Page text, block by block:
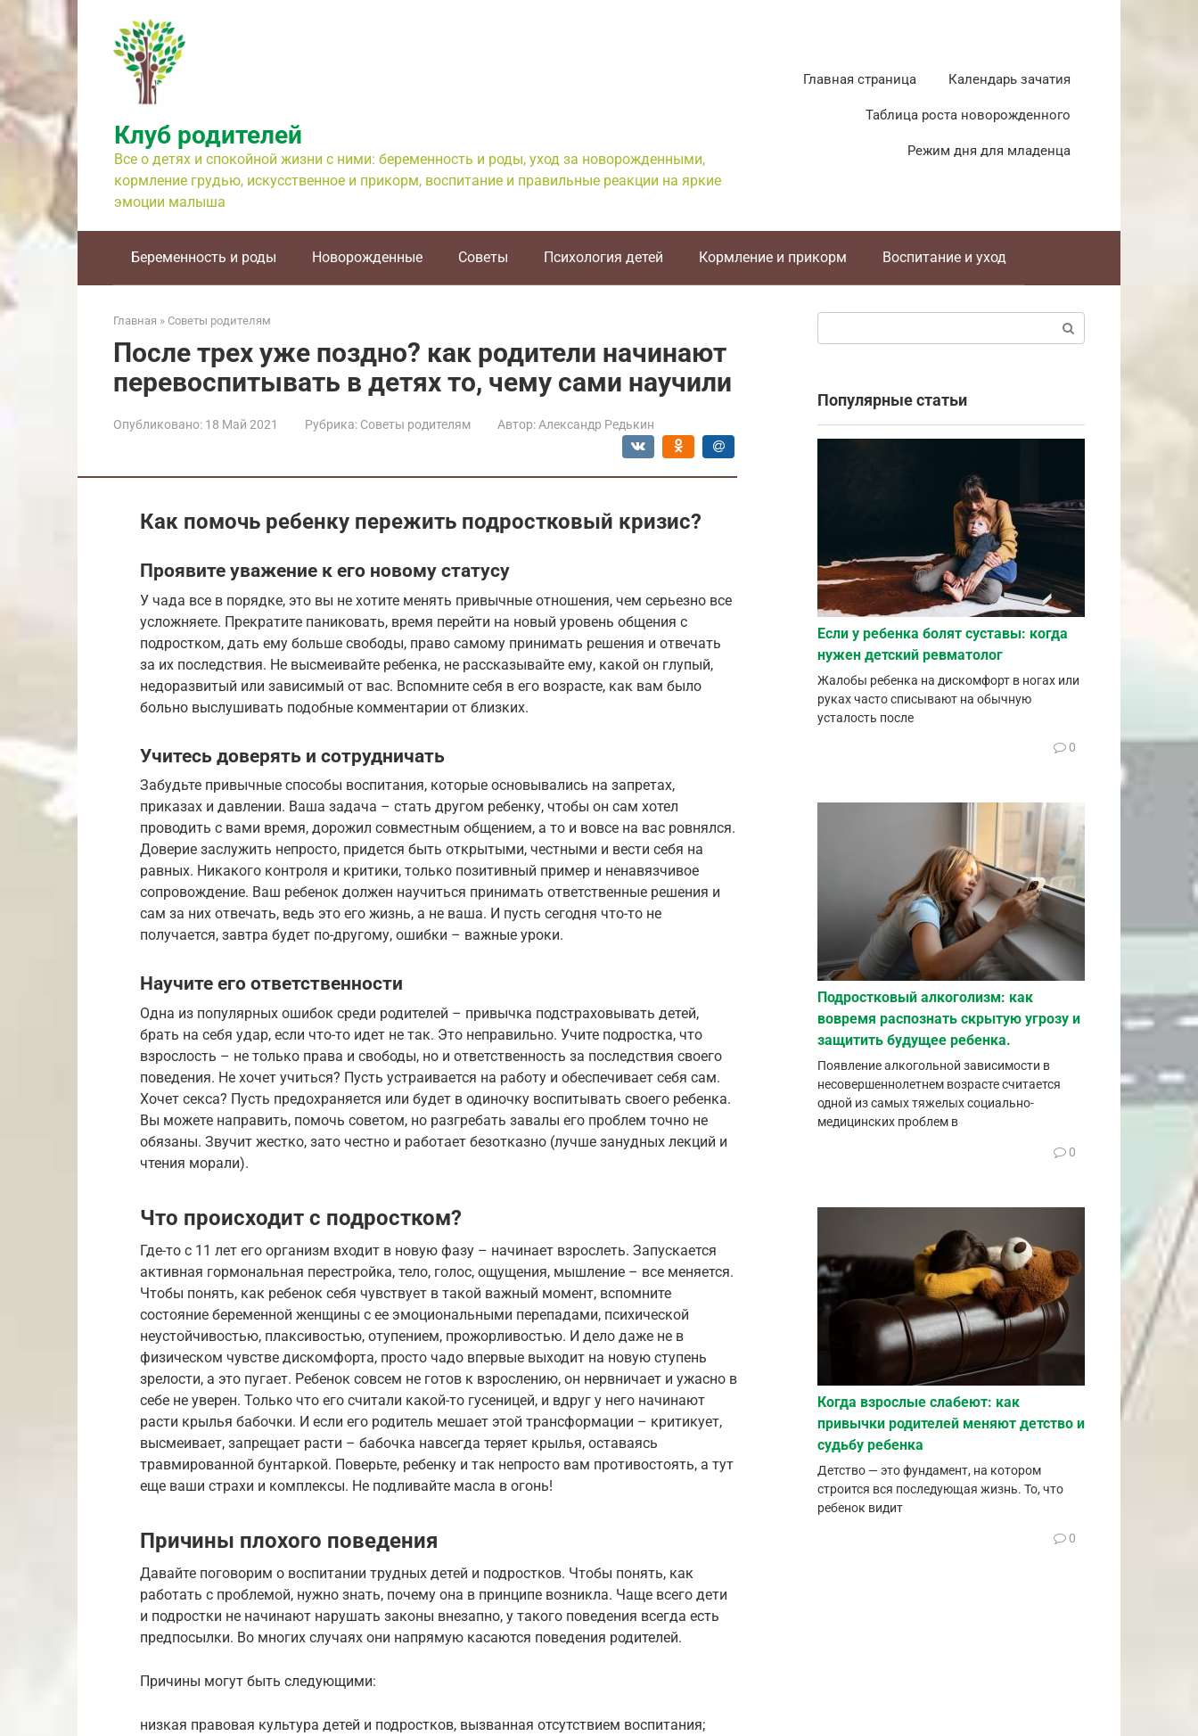
контенту
Клуб родителей
Все о детях и спокойной жизни с ними: беременность и роды, уход за новорожденными,
кормление грудью, искусственное и прикорм, воспитание и правильные реакции на яркие
эмоции малыша
Главная страница Календарь зачатия
Таблица роста новорожденного
Режим дня для младенца
Беременность и роды Новорожденные Советы Психология детей Кормление и прикорм Воспитание и уход
Главная » Советы родителям
После трех уже поздно? как родители начинают
перевоспитывать в детях то, чему сами научили
Опубликовано: 18 Май 2021 Рубрика: Советы родителям Автор: Александр Редькин
Как помочь ребенку пережить подростковый кризис?
Проявите уважение к его новому статусу
У чада все в порядке, это вы не хотите менять привычные отношения, чем серьезно все
усложняете. Прекратите паниковать, время перейти на новый уровень общения с
подростком, дать ему больше свободы, право самому принимать решения и отвечать
за их последствия. Не высмеивайте ребенка, не рассказывайте ему, какой он глупый,
недоразвитый или зависимый от вас. Вспомните себя в его возрасте, как вам было
больно выслушивать подобные комментарии от близких.
Учитесь доверять и сотрудничать
Забудьте привычные способы воспитания, которые основывались на запретах,
приказах и давлении. Ваша задача – стать другом ребенку, чтобы он сам хотел
проводить с вами время, дорожил совместным общением, а то и вовсе на вас ровнялся.
Доверие заслужить непросто, придется быть открытыми, честными и вести себя на
равных. Никакого контроля и критики, только позитивный пример и ненавязчивое
сопровождение. Ваш ребенок должен научиться принимать ответственные решения и
сам за них отвечать, ведь это его жизнь, а не ваша. И пусть сегодня что-то не
получается, завтра будет по-другому, ошибки – важные уроки.
Научите его ответственности
Одна из популярных ошибок среди родителей – привычка подстраховывать детей,
брать на себя удар, если что-то идет не так. Это неправильно. Учите подростка, что
взрослость – не только права и свободы, но и ответственность за последствия своего
поведения. Не хочет учиться? Пусть устраивается на работу и обеспечивает себя сам.
Хочет секса? Пусть предохраняется или будет в одиночку воспитывать своего ребенка.
Вы можете направить, помочь советом, но разгребать завалы его проблем точно не
обязаны. Звучит жестко, зато честно и работает безотказно (лучше занудных лекций и
чтения морали).
Что происходит с подростком?
Где-то с 11 лет его организм входит в новую фазу – начинает взрослеть. Запускается
активная гормональная перестройка, тело, голос, ощущения, мышление – все меняется.
Чтобы понять, как ребенок себя чувствует в такой важный момент, вспомните
состояние беременной женщины с ее эмоциональными перепадами, психической
неустойчивостью, плаксивостью, отупением, прожорливостью. И дело даже не в
физическом чувстве дискомфорта, просто чадо впервые выходит на новую ступень
зрелости, а это пугает. Ребенок совсем не готов к взрослению, он нервничает и ужасно в
себе не уверен. Только что его считали какой-то гусеницей, и вдруг у него начинают
расти крылья бабочки. И если его родитель мешает этой трансформации – критикует,
высмеивает, запрещает расти – бабочка навсегда теряет крылья, оставаясь
травмированной бунтаркой. Поверьте, ребенку и так непросто вам противостоять, а тут
еще ваши страхи и комплексы. Не подливайте масла в огонь!
Причины плохого поведения
Давайте поговорим о воспитании трудных детей и подростков. Чтобы понять, как
работать с проблемой, нужно знать, почему она в принципе возникла. Чаще всего дети
и подростки не начинают нарушать законы внезапно, у такого поведения всегда есть
предпосылки. Во многих случаях они напрямую касаются поведения родителей.
Причины могут быть следующими:
низкая правовая культура детей и подростков, вызванная отсутствием воспитания;
Популярные статьи
Если у ребенка болят суставы: когда
нужен детский ревматолог
Жалобы ребенка на дискомфорт в ногах или
руках часто списывают на обычную
усталость после
0
Подростковый алкоголизм: как
вовремя распознать скрытую угрозу и
защитить будущее ребенка.
Появление алкогольной зависимости в
несовершеннолетнем возрасте считается
одной из самых тяжелых социально-
медицинских проблем в
0
Когда взрослые слабеют: как
привычки родителей меняют детство и
судьбу ребенка
Детство — это фундамент, на котором
строится вся последующая жизнь. То, что
ребенок видит
0